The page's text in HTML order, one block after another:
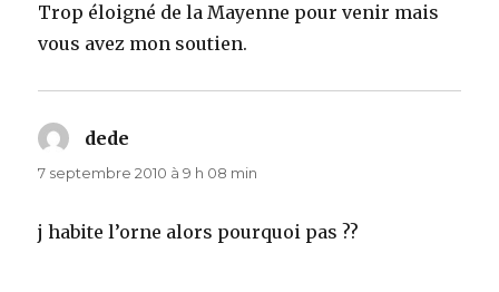
Trop éloigné de la Mayenne pour venir mais
vous avez mon soutien.
dede
7 septembre 2010 à 9 h 08 min
j habite l’orne alors pourquoi pas ??